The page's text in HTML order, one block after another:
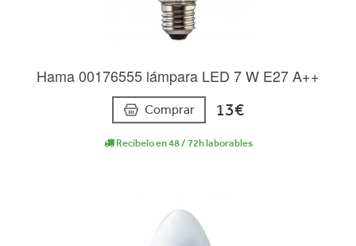
Hama 00176555 lámpara LED 7 W E27 A++
Comprar 13€
Recíbelo en 48 / 72h laborables